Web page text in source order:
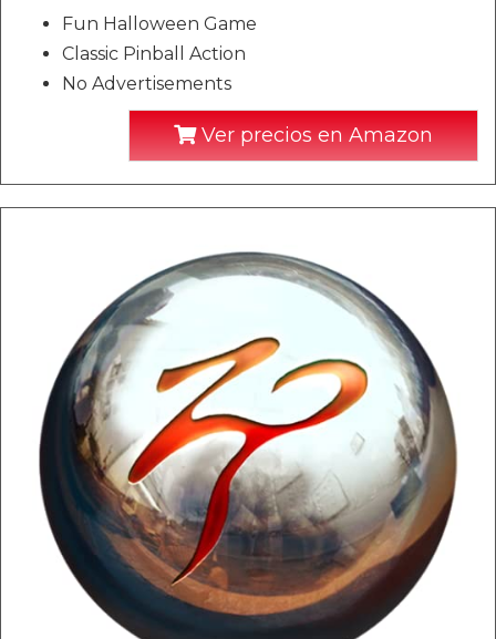
Fun Halloween Game
Classic Pinball Action
No Advertisements
Ver precios en Amazon